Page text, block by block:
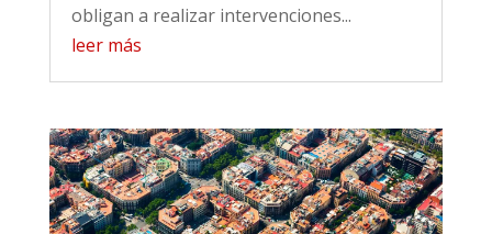
obligan a realizar intervenciones...
leer más